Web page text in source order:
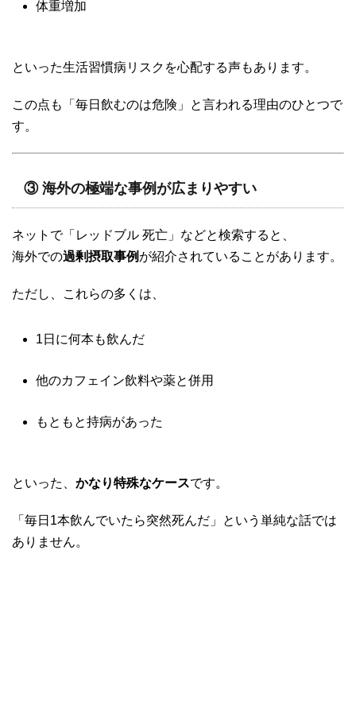
体重増加
といった生活習慣病リスクを心配する声もあります。
この点も「毎日飲むのは危険」と言われる理由のひとつで
す。
③ 海外の極端な事例が広まりやすい
ネットで「レッドブル 死亡」などと検索すると、
海外での過剰摂取事例 が紹介されていることがあります。
ただし、これらの多くは、
1日に何本も飲んだ
他のカフェイン飲料や薬と併用
もともと持病があった
といった、 かなり特殊なケースです。
「毎日1本飲んでいたら突然死んだ」という単純な話では
ありません。